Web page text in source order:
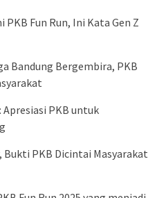
PKB Fun Run, Ini Kata Gen Z
Bandung Bergembira, PKB
Apresiasi PKB untuk
Bukti PKB Dicintai Masyarakat